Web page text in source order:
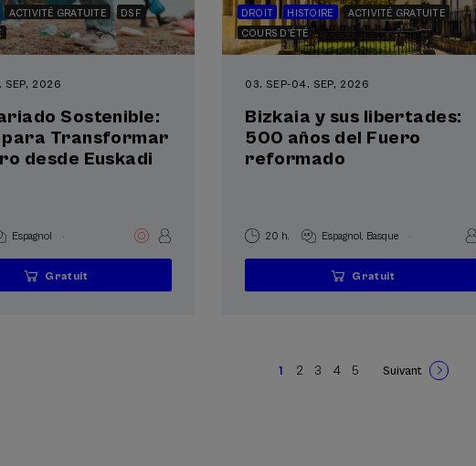
ACTIVITÉ GRATUITE
DSF
SEP, 2026
Sostenible:
para Transformar
desde Euskadi
Espagnol .
...
Gratuit
Dernières
places
Gratuit
Date
passée
Liste
d'attente
Période
d'inscription
DROIT HISTOIRE
ACTIVITÉ GRATUITE
COURS D'ÉTÉ
03. SEP-04. SEP, 2026
Bizkaia y sus libertades:
500 años del Fuero
reformado
20 h. Espagnol Basque .
...
Gratuit
Dernières
places
Gratuit
Date
passée
Liste
d'attente
Période
d'inscription
Page
1 Page
2 Page
3 Page
4 Page
5
Page
Suivant